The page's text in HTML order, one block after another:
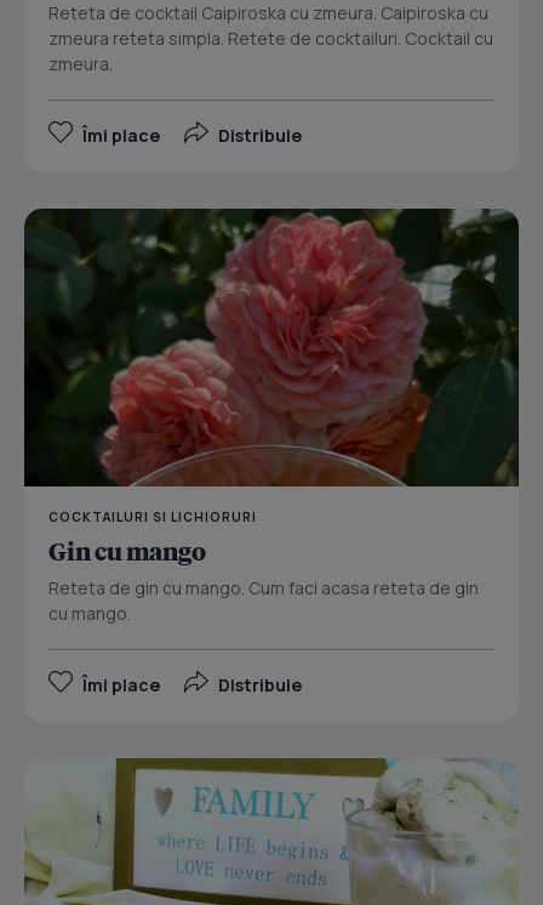
Reteta de cocktail Caipiroska cu zmeura. Caipiroska cu
zmeura reteta simpla. Retete de cocktailuri. Cocktail cu
zmeura.
Îmi place Distribuie
COCKTAILURI SI LICHIORURI
Gin cu mango
Reteta de gin cu mango. Cum faci acasa reteta de gin
cu mango.
Îmi place Distribuie